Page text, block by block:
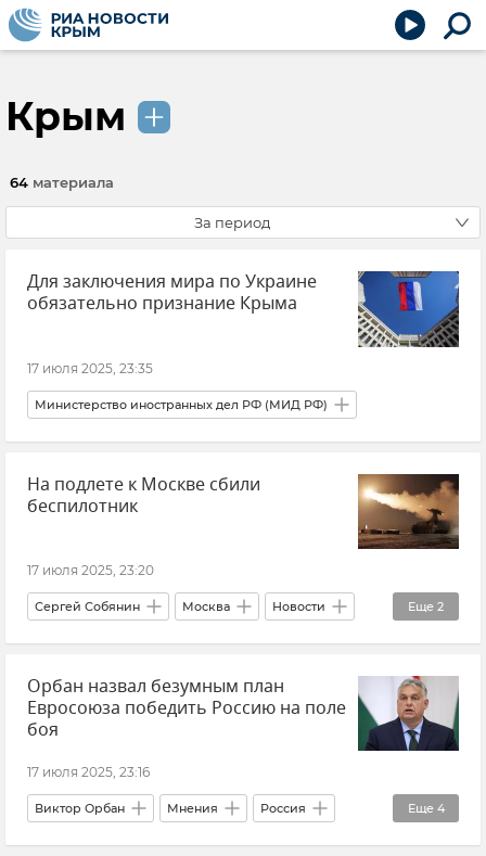
Крым
64 материала
За период
Для заключения мира по Украине
обязательно признание Крыма
17 июля 2025, 23:35
Министерство иностранных дел РФ (МИД РФ)
На подлете к Москве сбили
беспилотник
17 июля 2025, 23:20
Еще 2
Сергей Собянин Москва Новости
ПВО Беспилотник (БПЛА, дрон)
Орбан назвал безумным план
Евросоюза победить Россию на поле
боя
17 июля 2025, 23:16
Еще 4
Виктор Орбан Мнения Россия
Европа Европейский Союз (ЕС)